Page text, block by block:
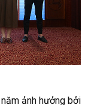
ảnh hưởng bởi